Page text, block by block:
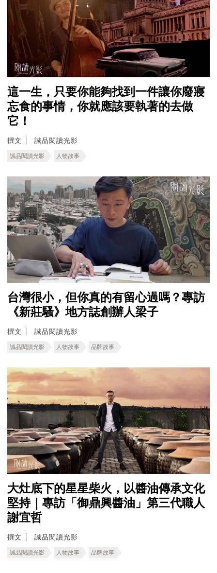
這一生，只要你能夠找到一件讓你廢寢
忘食的事情，你就應該要執著的去做
它！
撰文 誠品閱讀光影
誠品閱讀光影 人物故事
台灣很小，但你真的有留心過嗎？專訪
《新莊騷》地方誌創辦人梁子
撰文 誠品閱讀光影
誠品閱讀光影 人物故事 品牌故事
大灶底下的星星柴火，以醬油傳承文化
堅持｜專訪「御鼎興醬油」第三代職人
謝宜哲
撰文 誠品閱讀光影
誠品閱讀光影 人物故事 品牌故事